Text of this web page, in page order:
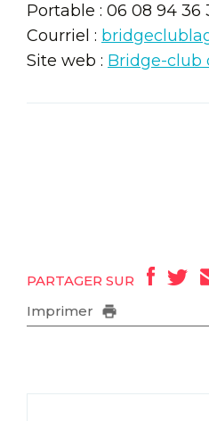
Portable : 06 08 94 36
Courriel :
Site web : Bridge-club
PARTAGER SUR
Imprimer